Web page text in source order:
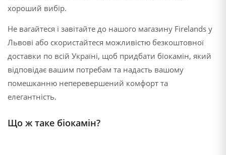
хороший вибір.
Не вагайтеся і завітайте до нашого магазину Firelands у
Львові або скористайтеся можливістю безкоштовної
доставки по всій Україні, щоб придбати біокамін, який
відповідає вашим потребам та надасть вашому
помешканню неперевершений комфорт та
елегантність.
Що ж таке біокамін?